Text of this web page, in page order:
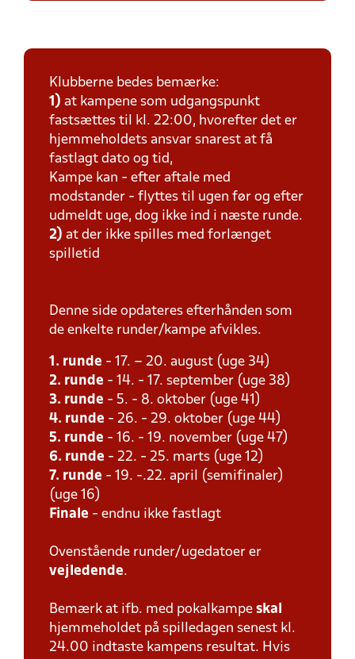
Klubberne bedes bemærke:
1) at kampene som udgangspunkt
fastsættes til kl. 22:00, hvorefter det er
hjemmeholdets ansvar snarest at få
fastlagt dato og tid,
Kampe kan - efter aftale med
modstander - flyttes til ugen før og efter
udmeldt uge, dog ikke ind i næste runde.
2) at der ikke spilles med forlænget
spilletid
Denne side opdateres efterhånden som
de enkelte runder/kampe afvikles.
1. runde - 17. – 20. august (uge 34)
2. runde - 14. - 17. september (uge 38)
3. runde - 5. - 8. oktober (uge 41)
4. runde - 26. - 29. oktober (uge 44)
5. runde - 16. - 19. november (uge 47)
6. runde - 22. - 25. marts (uge 12)
7. runde - 19. -.22. april (semifinaler)
(uge 16)
Finale - endnu ikke fastlagt
Ovenstående runder/ugedatoer er
vejledende.
Bemærk at ifb. med pokalkampe skal
hjemmeholdet på spilledagen senest kl.
24.00 indtaste kampens resultat. Hvis